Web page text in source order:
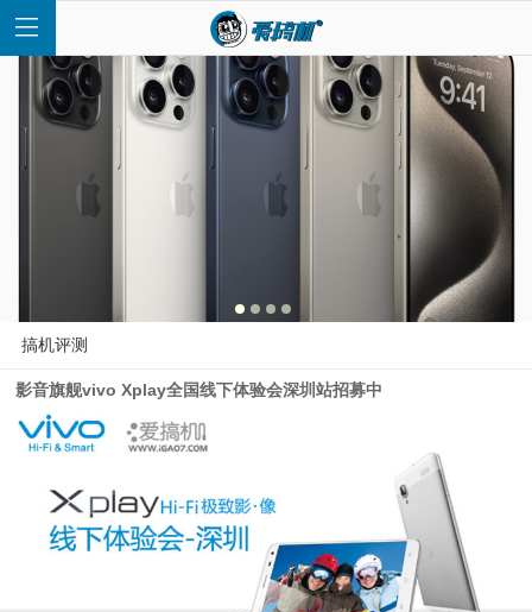
快
讯
评
搞机评测
影音旗舰vivo Xplay全国线下体验会深圳站招募中